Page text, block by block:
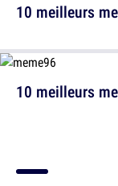
10 meilleurs
10 meilleurs